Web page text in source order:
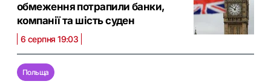
обмеження потрапили банки,
компанії та шість суден
6 серпня 19:03
Польща